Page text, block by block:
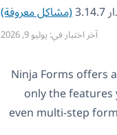
(مشاكل معروفة)
آخر اختبار في: يوليو 9, 2026
Ninja Forms offers
only the
even multi-step